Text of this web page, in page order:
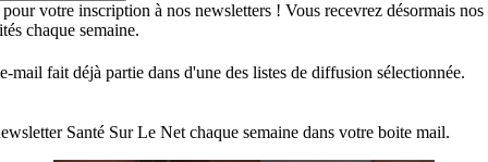
votre inscription à nos newsletters ! Vous recevrez désormais nos
chaque semaine.
mail fait déjà partie dans d'une des listes de diffusion sélectionnée.
Santé Sur Le Net chaque semaine dans votre boite mail.